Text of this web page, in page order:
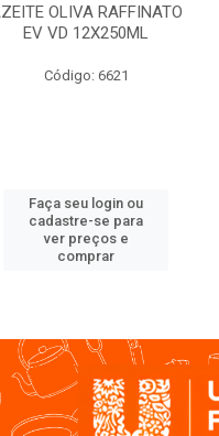
OLIVA RAFFINATO
EV VD 12X250ML
Código: 6621
Faça seu login ou
cadastre-se para
ver preços e
comprar